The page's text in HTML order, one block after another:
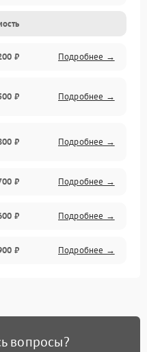
и стабильностью
₽ Подробнее →
₽ Подробнее →
₽ Подробнее →
₽ Подробнее →
₽ Подробнее →
₽ Подробнее →
вопросы?